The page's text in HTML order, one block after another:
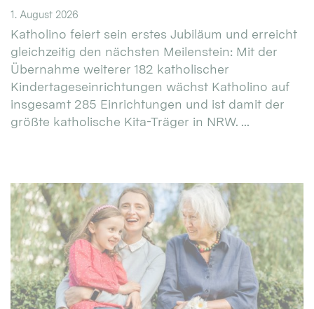
1. August 2026
Katholino feiert sein erstes Jubiläum und erreicht
gleichzeitig den nächsten Meilenstein: Mit der
Übernahme weiterer 182 katholischer
Kindertageseinrichtungen wächst Katholino auf
insgesamt 285 Einrichtungen und ist damit der
größte katholische Kita-Träger in NRW. ...